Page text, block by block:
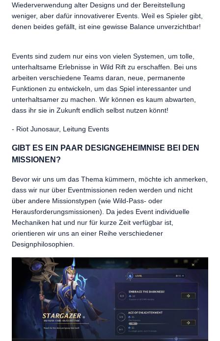
Wiederverwendung alter Designs und der Bereitstellung
weniger, aber dafür innovativerer Events. Weil es Spieler gibt,
denen beides gefällt, ist eine gewisse Balance unverzichtbar!
Events sind zudem nur eins von vielen Systemen, um tolle,
unterhaltsame Erlebnisse in Wild Rift zu erschaffen. Bei uns
arbeiten verschiedene Teams daran, neue, permanente
Funktionen zu entwickeln, um das Spiel interessanter und
unterhaltsamer zu machen. Wir können es kaum abwarten,
dass ihr sie in Zukunft endlich selbst nutzen könnt!
- Riot Junosaur, Leitung Events
GIBT ES EIN PAAR DESIGNGEHEIMNISE BEI DEN
MISSIONEN?
Bevor wir uns um das Thema kümmern, möchte ich anmerken,
dass wir nur über Eventmissionen reden werden und nicht
über andere Missionstypen (wie Wild-Pass- oder
Herausforderungsmissionen). Da jedes Event individuelle
Mechaniken hat und nur für kurze Zeit verfügbar ist,
orientieren wir uns an einer Reihe verschiedener
Designphilosophien.